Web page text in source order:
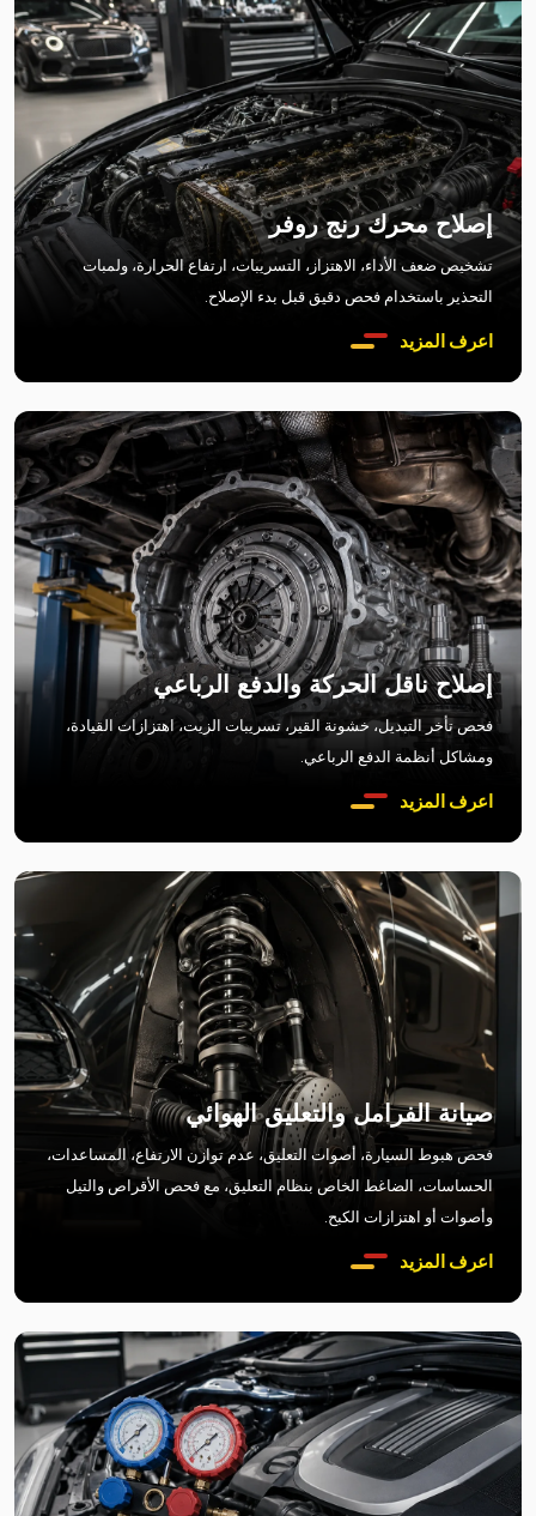
إصلاح محرك رنج روفر
تشخيص ضعف الأداء، الاهتزاز، التسريبات، ارتفاع الحرارة، ولمبات
التحذير باستخدام فحص دقيق قبل بدء الإصلاح.
اعرف المزيد
إصلاح ناقل الحركة والدفع الرباعي
فحص تأخر التبديل، خشونة القير، تسريبات الزيت، اهتزازات القيادة،
ومشاكل أنظمة الدفع الرباعي.
اعرف المزيد
صيانة الفرامل والتعليق الهوائي
فحص هبوط السيارة، أصوات التعليق، عدم توازن الارتفاع، المساعدات،
الحساسات، الضاغط الخاص بنظام التعليق، مع فحص الأقراص والتيل
وأصوات أو اهتزازات الكبح.
اعرف المزيد